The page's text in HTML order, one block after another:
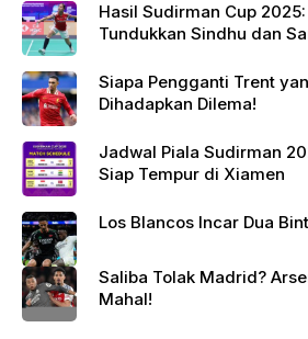
Hasil Sudirman Cup
Tundukkan Sindhu dan
Siapa Pengganti Trent
Dihadapkan Dilema!
Jadwal Piala Sudirman
Siap Tempur di Xiamen
Los Blancos Incar Dua
Saliba Tolak Madrid?
Mahal!